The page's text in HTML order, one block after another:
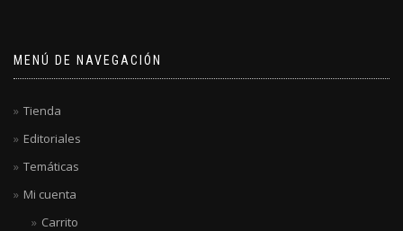
MENÚ DE NAVEGACIÓN
Tienda
Editoriales
Temáticas
Mi cuenta
Carrito